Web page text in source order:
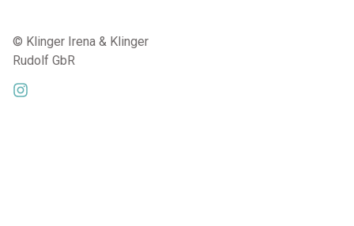
© Klinger Irena & Klinger
Rudolf GbR